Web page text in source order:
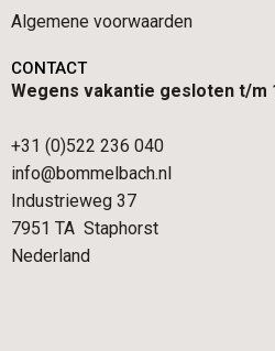
Algemene voorwaarden
CONTACT
Wegens vakantie gesloten t/m
+31 (0)522 236 040
info@bommelbach.nl
Industrieweg 37
7951 TA Staphorst
Nederland